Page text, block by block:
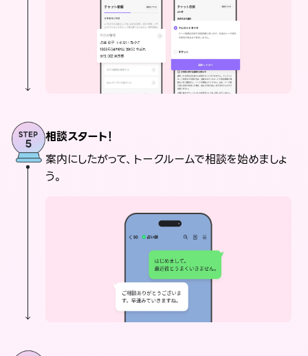
相談スタート！
案内にしたがって、トークルームで相談を始めましょ
う。